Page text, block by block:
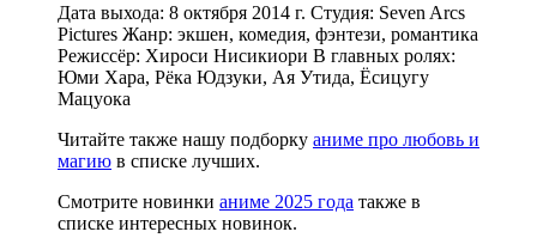
Дата выхода: 8 октября 2014 г. Студия: Seven Arcs
Pictures Жанр: экшен, комедия, фэнтези, романтика
Режиссёр: Хироси Нисикиори В главных ролях:
Юми Хара, Рёка Юдзуки, Ая Утида, Ёсицугу
Мацуока
Читайте также нашу подборку аниме про любовь и
магию в списке лучших.
Смотрите новинки аниме 2025 года также в
списке интересных новинок.